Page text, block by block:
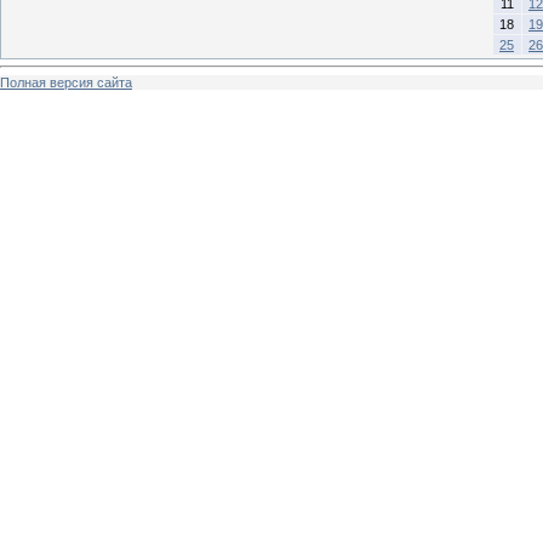
11
12
18
19
25
26
Полная версия сайта